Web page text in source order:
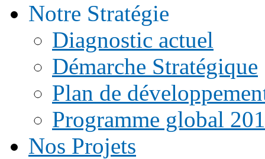
Notre Stratégie
Diagnostic actuel
Démarche Stratégique
Plan de
Programme global
Nos Projets